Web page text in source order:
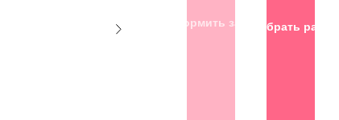
Оформить заказПодобрать размер